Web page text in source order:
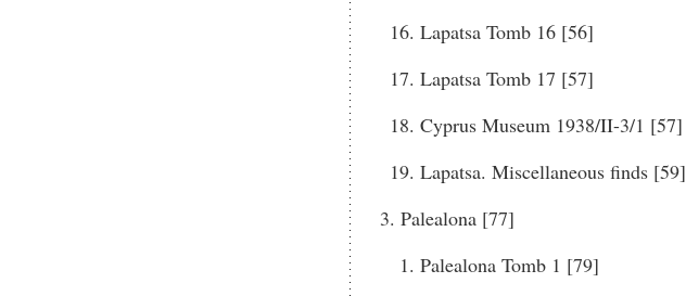
Lapatsa Tomb 16 [56]
Lapatsa Tomb 17 [57]
Cyprus Museum 1938/II-3/1 [57]
Lapatsa. Miscellaneous finds [59]
Palealona [77]
Palealona Tomb 1 [79]